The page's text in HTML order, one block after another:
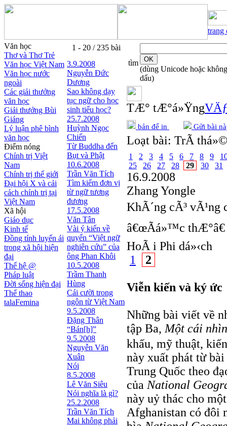
trang
Văn học
Thơ và Thơ Trẻ
Văn học Việt Nam
Văn học nước
ngoài
Các giải thưởng
văn học
Giải thưởng Bùi
Giáng
Lý luận phê bình
văn học
Điểm nóng
Chính trị Việt
Nam
Chính trị thế giới
Đại hội X và cải
cách chính trị tại
Việt Nam
Xã hội
Giáo dục
Kinh tế
Đồng tính luyến ái
trong xã hội hiện
đại
Thế hệ @
Pháp luật
Đời sống hiện đại
Thể thao
talaFemina
1 - 20 / 235 bài
3.9.2008
Nguyễn Ðức
Dương
Sao không dạy
tục ngữ cho học
sinh tiểu học?
25.7.2008
Huỳnh Ngọc
Chiến
Từ Buddha đến
Bụt và Phật
10.6.2008
Trần Văn Tích
Tìm kiếm đơn vị
từ ngữ tương
đương
17.5.2008
Văn Tân
Vài ý kiến về
quyển “Việt ngữ
nghiên cứu” của
ông Phan Khôi
10.5.2008
Trầm Thanh
Hùng
Cái cười trong
ngôn từ Việt Nam
9.5.2008
Đặng Thân
“Bán[h]”
9.5.2008
Nguyễn Văn
Xuân
Nói
8.5.2008
Lê Văn Siêu
Nói nghĩa là gì?
25.2.2008
Trần Văn Tích
Mai không phải
tìm
(dùng Unicode hoặc không
dấu)
TÆ° tÆ°á»Ÿng
bản để in Gửi bài
Loạt bài: TrÃ­
1 2 3 4 5 6 7 8 9
25
26 27 28 29 30 31
16.9.2008
Zhang Yongle
KhÃ´ng cÃ³ vÃ¹ng
â€œÃá»™c
HoÃ i Phi dá»‹ch
1
2
Viễn kiến và ký ức
Những bài viết về
tập Ba, Một cái
khấu, mỹ thuật,
này xuất phát từ
Trung Quốc theo
của National
này uỷ thác cho
Afghanistan có đôi